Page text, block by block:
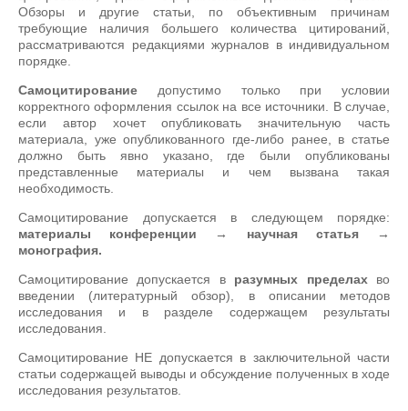
Обзоры и другие статьи, по объективным причинам
требующие наличия большего количества цитирований,
рассматриваются редакциями журналов в индивидуальном
порядке.
Самоцитирование допустимо только при условии
корректного оформления ссылок на все источники. В случае,
если автор хочет опубликовать значительную часть
материала, уже опубликованного где-либо ранее, в статье
должно быть явно указано, где были опубликованы
представленные материалы и чем вызвана такая
необходимость.
Самоцитирование допускается в следующем порядке:
материалы конференции → научная статья →
монография.
Самоцитирование допускается в разумных пределахво
введении (литературный обзор), в описании методов
исследования и в разделе содержащем результаты
исследования.
Самоцитирование НЕ допускается в заключительной части
статьи содержащей выводы и обсуждение полученных в ходе
исследования результатов.